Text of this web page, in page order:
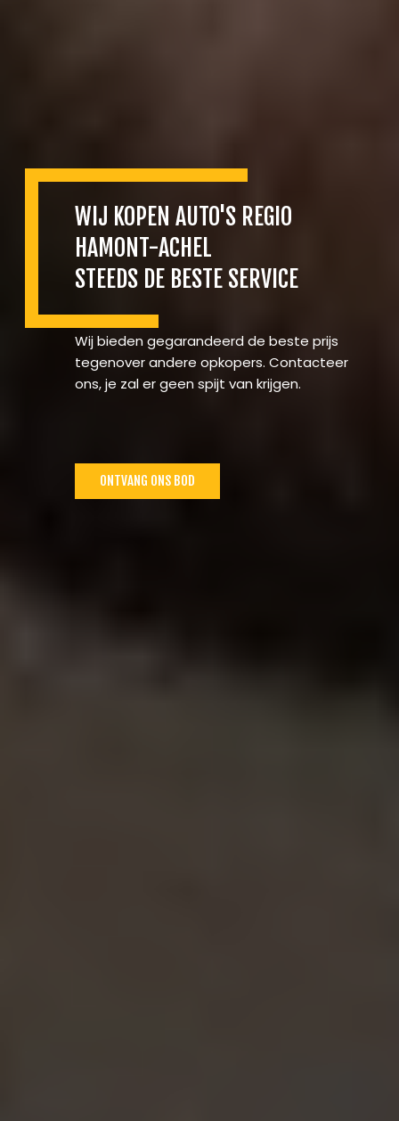
WIJ KOPEN AUTO'S REGIO
HAMONT-ACHEL
STEEDS DE BESTE SERVICE
Wij bieden gegarandeerd de beste prijs
tegenover andere opkopers. Contacteer
ons, je zal er geen spijt van krijgen.
ONTVANG ONS BOD